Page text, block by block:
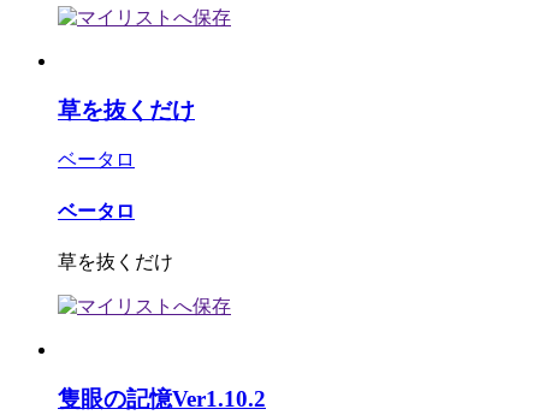
草を抜くだけ
ベータロ
ベータロ
草を抜くだけ
隻眼の記憶Ver1.10.2